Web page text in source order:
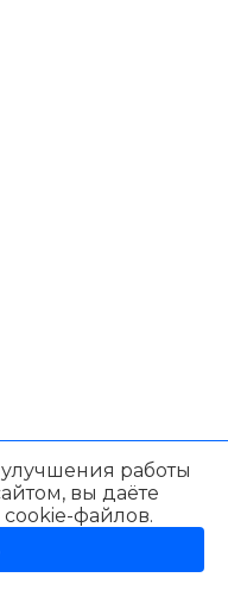
работы
вы даёте
cookie-файлов.